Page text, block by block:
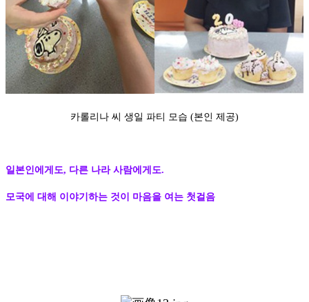
카롤리나 씨 생일 파티 모습 (본인 제공)
일본인에게도, 다른 나라 사람에게도.
모국에 대해 이야기하는 것이 마음을 여는 첫걸음